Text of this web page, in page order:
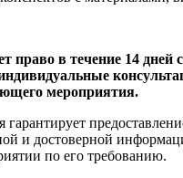
право в течение 14 дней
мероприятия.
и достоверной
по его требованию.